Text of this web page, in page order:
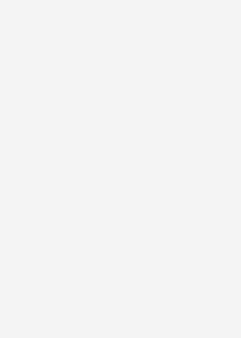
gemacht, um
zentrale Funktion im
und
von Bauwerken und
Bauprodukte und
zugleich Dienstleister für die
Sitz in Berlin übernimmt